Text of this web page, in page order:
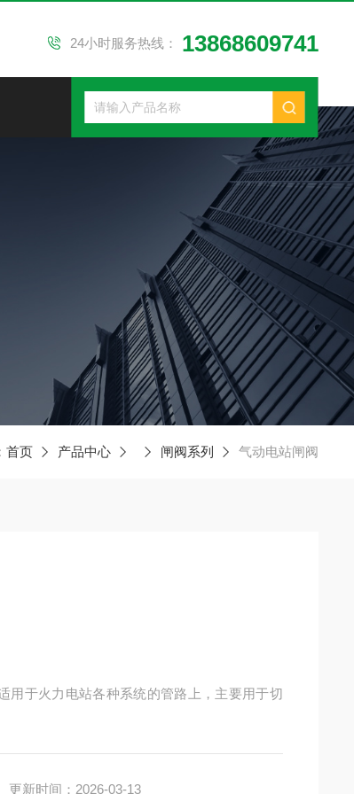
24小时服务热线： 13868609741
首页 产品中心 闸阀系列 气动电站闸阀
用于火力电站各种系统的管路上，主要用于切
更新时间：2026-03-13